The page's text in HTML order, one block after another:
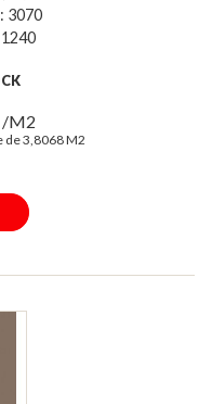
3070
/M2
de 3,8068 M2